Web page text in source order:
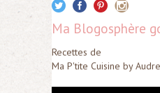
Ma Blogosphère
Recettes de
Ma P'tite Cuisine by